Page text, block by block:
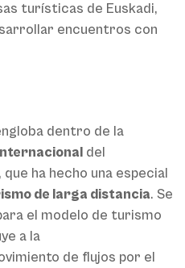
turísticas de Euskadi,
encuentros con
dentro de la
del
ha hecho una especial
de larga distancia. Se
el modelo de turismo
a la
de flujos por el